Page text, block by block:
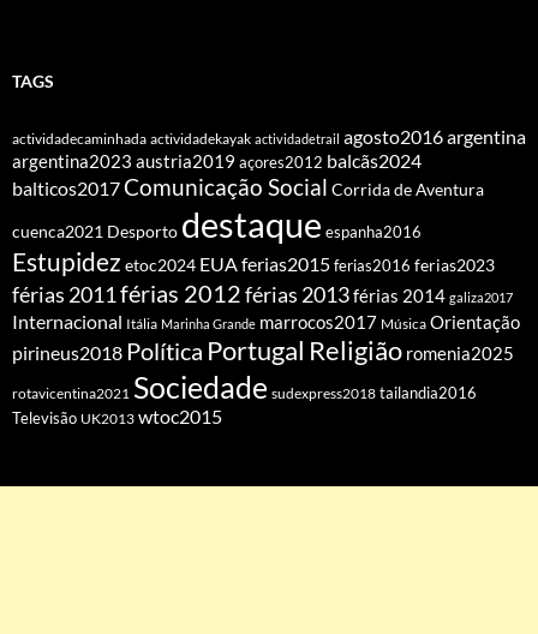
TAGS
actividadecaminhada actividadekayak actividadetrail agosto2016argentina
argentina2023 austria2019 açores2012 balcãs2024
balticos2017Comunicação Social Corrida de Aventura
cuenca2021 Desporto destaque espanha2016
Estupidez etoc2024 EUAferias2015ferias2016 ferias2023
férias 2011férias 2012férias 2013férias 2014 galiza2017
Internacional Itália Marinha Grande marrocos2017 Música Orientação
pirineus2018 Política Portugal Religião romenia2025
rotavicentina2021 Sociedade sudexpress2018 tailandia2016
Televisão UK2013 wtoc2015